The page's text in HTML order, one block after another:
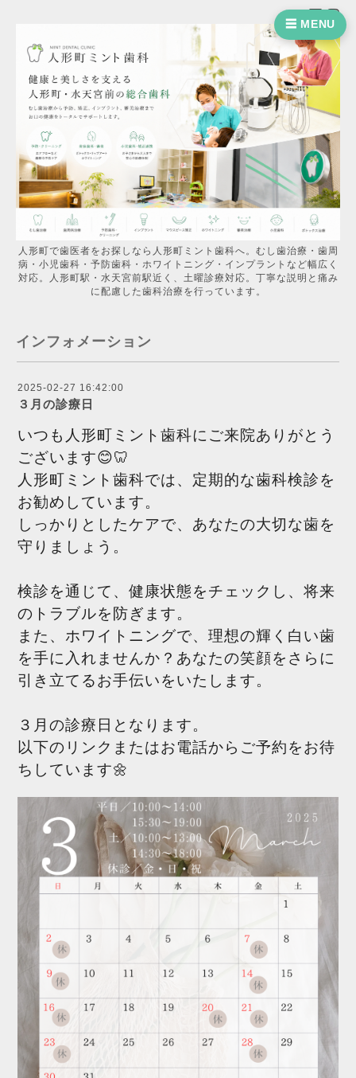
☰ MENU
人形町で歯医者をお探しなら人形町ミント歯科へ。むし歯治療・歯周
病・小児歯科・予防歯科・ホワイトニング・インプラントなど幅広く
対応。人形町駅・水天宮前駅近く、土曜診療対応。丁寧な説明と痛み
に配慮した歯科治療を行っています。
インフォメーション
2025-02-27 16:42:00
３月の診療日
いつも人形町ミント歯科にご来院ありがとう
ございます😊🦷
人形町ミント歯科では、定期的な歯科検診を
お勧めしています。
しっかりとしたケアで、あなたの大切な歯を
守りましょう。
検診を通じて、健康状態をチェックし、将来
のトラブルを防ぎます。
また、ホワイトニングで、理想の輝く白い歯
を手に入れませんか？あなたの笑顔をさらに
引き立てるお手伝いをいたします。
３月の診療日となります。
以下のリンクまたはお電話からご予約をお待
ちしています🌼